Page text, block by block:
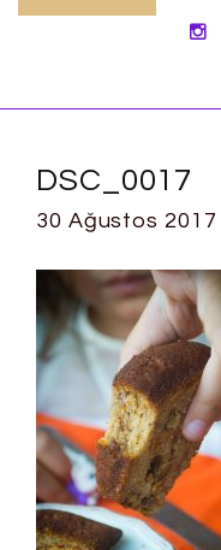
DSC_0017
30 Ağustos 2017